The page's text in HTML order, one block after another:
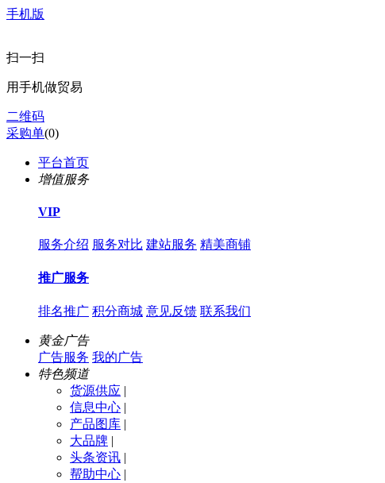
手机版
扫一扫
用手机做贸易
二维码
采购单(0)
平台首页
增值服务
VIP
服务介绍 服务对比 建站服务 精美商铺
推广服务
排名推广 积分商城 意见反馈 联系我们
黄金广告
广告服务 我的广告
特色频道
货源供应 |
信息中心 |
产品图库 |
大品牌 |
头条资讯 |
帮助中心 |